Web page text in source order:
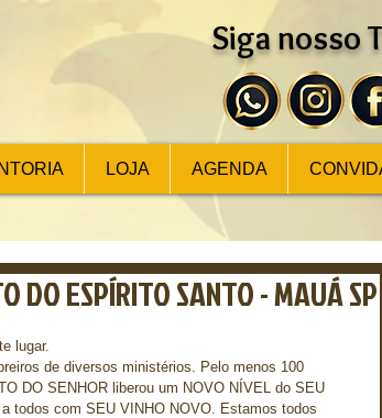
Siga nosso
LOJA AGENDA
DO ESPÍRITO SANTO - MAUÁ SP
lugar.
de diversos ministérios. Pelo menos 100
DO SENHOR liberou um NOVO NÍVEL do SEU
todos com SEU VINHO NOVO. Estamos todos